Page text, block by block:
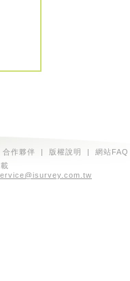
合作夥伴 | 版權說明 | 網站FAQ